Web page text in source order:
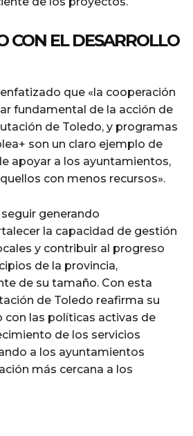
CON EL DESARROLLO
que «la cooperación
fundamental de la acción de
de Toledo, y programas
son un claro ejemplo de
apoyar a los ayuntamientos,
con menos recursos».
generando
la capacidad de gestión
y contribuir al progreso
de la provincia,
de su tamaño. Con esta
de Toledo reafirma su
las políticas activas de
de los servicios
a los ayuntamientos
más cercana a los